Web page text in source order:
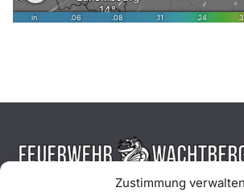
Zustimmung verwalten